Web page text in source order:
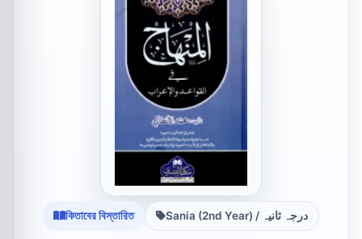
কিতাবের বিস্তারিত Sania (2nd Year) / درجہ ثانیہ